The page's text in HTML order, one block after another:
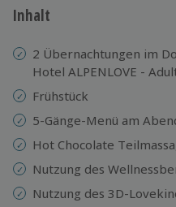
Inhalt
2 Übernachtungen im
Hotel ALPENLOVE -
Frühstück
5-Gänge-Menü am
Hot Chocolate
Nutzung des
Nutzung des 3D-